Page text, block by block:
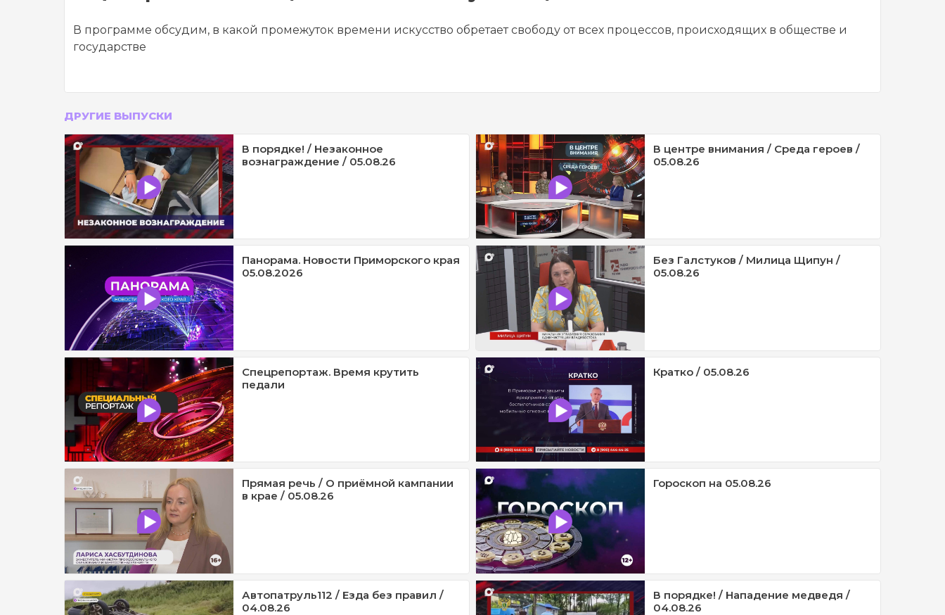
В программе обсудим, в какой промежуток времени искусство обретает свободу от всех процессов, происходящих в обществе и
государстве
ДРУГИЕ ВЫПУСКИ
В порядке! / Незаконное
вознаграждение / 05.08.26
В центре внимания / Среда героев /
05.08.26
Панорама. Новости Приморского края
05.08.2026
Без Галстуков / Милица Щипун /
05.08.26
Спецрепортаж. Время крутить
педали
Кратко / 05.08.26
Прямая речь / О приёмной кампании
в крае / 05.08.26
Гороскоп на 05.08.26
Автопатруль112 / Езда без правил /
04.08.26
В порядке! / Нападение медведя /
04.08.26